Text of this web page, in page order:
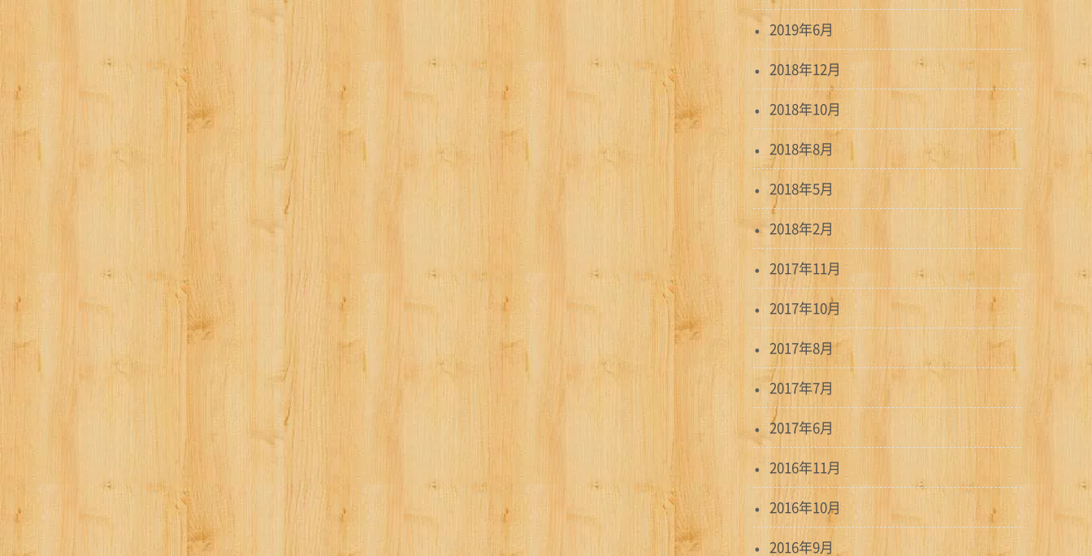
ョ
2019年6月
2018年12月
2018年10月
2018年8月
2018年5月
2018年2月
2017年11月
2017年10月
2017年8月
2017年7月
2017年6月
2016年11月
2016年10月
2016年9月